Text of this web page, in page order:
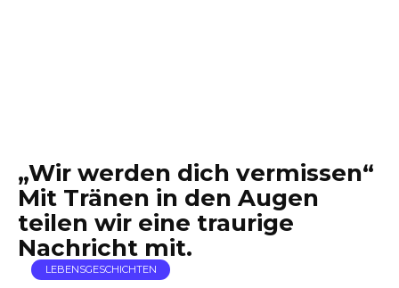
„Wir werden dich vermissen“
Mit Tränen in den Augen
teilen wir eine traurige
Nachricht mit.
LEBENSGESCHICHTEN